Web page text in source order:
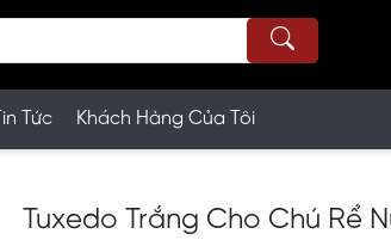
Tin Tức Khách Hàng Của Tôi
Tuxedo Trắng Cho Chú Rể